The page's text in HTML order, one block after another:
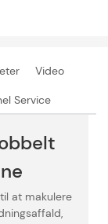
Video
Service
at makulere